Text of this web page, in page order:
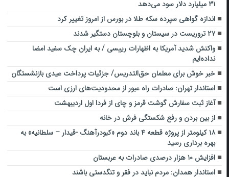
۳۱ میلیارد دلار سود می‌دهد
اندازه گواهی سپرده سکه طلا در بورس از امروز تغییر کرد
۲۷ تروریست در سیستان و بلوچستان دستگیر شدند
واکنش شدید آمریکا به اظهارات رییسی / به ایران چک سفید امضا
نداده‌ایم
خبر خوش برای معلمان حق‌التدریس/ جزئیات پرداخت عیدی بازنشستگان
استاندار تهران: صادرات راه عبور از محدودیت‌های ارزی است
آغاز ثبت سفارش گوشت قرمز و چای از فردا اول اردیبهشت
از بین بردن و رفع شکستگی فرش در خانه
۱۸ کیلومتر از پروژه قطعه ۴ باند دوم «کبودرآهنگ -قیدار – سلطانیه» به
بهره برداری رسید
افزایش ۱۰ هزار درصدی صادرات به عربستان
استاندار همدان: مردم نباید در فقر و تنگدستی باشند